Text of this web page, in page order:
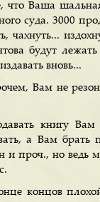
что Ваша
суда. 3000
чахнуть...
будут
вновь...
Вам не
книгу
а Вам брать
и проч., но ведь
концов